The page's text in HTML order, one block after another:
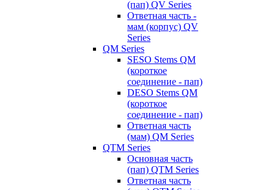
(пап) QV Series
Ответная часть -
мам (корпус) QV
Series
QM Series
SESO Stems QM
(короткое
соединение - пап)
DESO Stems QM
(короткое
соединение - пап)
Ответная часть
(мам) QM Series
QTM Series
Основная часть
(пап) QTM Series
Ответная часть